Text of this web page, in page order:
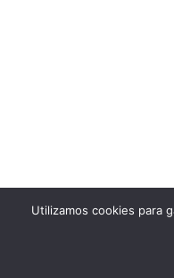
Utilizamos cookies para